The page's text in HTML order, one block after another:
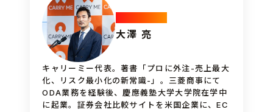
大澤 亮
キャリーミー代表。著書「プロに外注-売上最大
化、リスク最小化の新常識-」。三菱商事にて
ODA業務を経験後、慶應義塾大学大学院在学中
に起業。証券会社比較サイトを米国企業に、EC